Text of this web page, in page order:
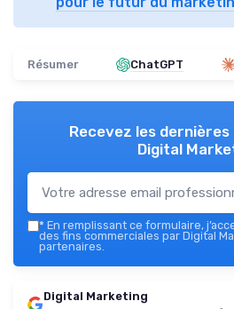
Résumer ChatGPT
Recevez les
Digital
* En remplissant ce formulaire,
des fins commerciales par Digital
partenaires.
Digital Marketing